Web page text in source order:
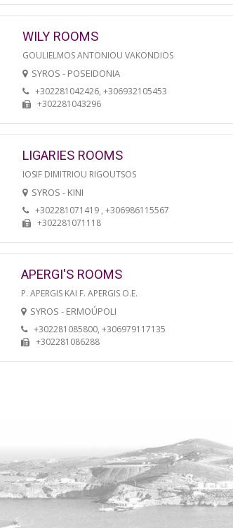
WILY ROOMS
GOULIELMOS ANTONIOU VAKONDIOS
SYROS - POSEIDONIA
+302281042426, +306932105453
+302281043296
LIGARIES ROOMS
IOSIF DIMITRIOU RIGOUTSOS
SYROS - KINI
+302281071419 , +306986115567
+302281071118
APERGI'S ROOMS
P. APERGIS KAI F. APERGIS O.E.
SYROS - ERMOÚPOLI
+302281085800, +306979117135
+302281086288